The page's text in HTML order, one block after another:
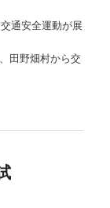
通安全運動が展
田野畑村から交